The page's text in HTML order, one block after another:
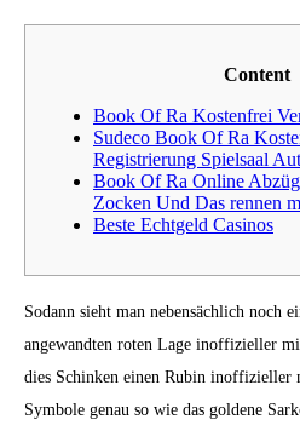
Content
Book Of Ra Kostenfrei
Sudeco Book Of Ra
Registrierung Spielsaal
Book Of Ra Online
Zocken Und Das rennen
Beste Echtgeld Casinos
Sodann sieht man nebensächlich noch
angewandten roten Lage inoffizieller
dies Schinken einen Rubin inoffizieller
Symbole genau so wie das goldene